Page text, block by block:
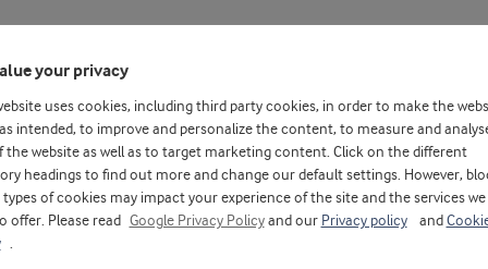
Nutrición y
your privacy
uses cookies, including third party cookies, in order to make the
intended, to improve and personalize the content, to measure and
the website as well as to target marketing content. Click on the different
headings to find out more and change our default settings. However,
of cookies may impact your experience of the site and the services we
offer. Please read
Google Privacy Policyand our Privacy policy and
.